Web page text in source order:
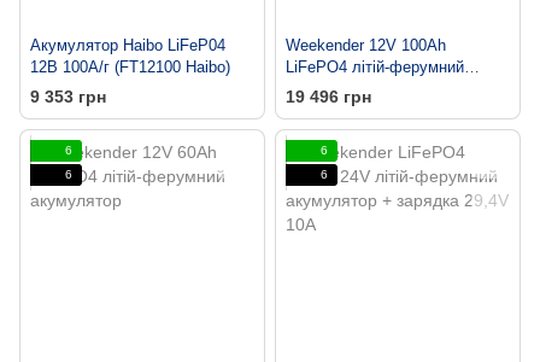
Акумулятор Haibo LiFeP04
12В 100А/г (FT12100 Haibo)
9 353 грн
Weekender 12V 100Ah
LiFePO4 літій-ферумний
акумулятор + зарядка 12V
19 496 грн
6
6
6
6